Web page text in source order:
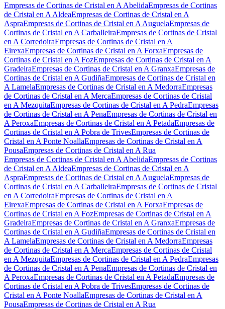
Empresas de Cortinas de Cristal en A AbelidaEmpresas de Cortinas
de Cristal en A AldeaEmpresas de Cortinas de Cristal en A
AspraEmpresas de Cortinas de Cristal en A AuguelaEmpresas de
Cortinas de Cristal en A CarballeiraEmpresas de Cortinas de Cristal
en A CorredoiraEmpresas de Cortinas de Cristal en A
EirexaEmpresas de Cortinas de Cristal en A ForxaEmpresas de
Cortinas de Cristal en A FozEmpresas de Cortinas de Cristal en A
GradeiraEmpresas de Cortinas de Cristal en A GranxaEmpresas de
Cortinas de Cristal en A GudiñaEmpresas de Cortinas de Cristal en
A LamelaEmpresas de Cortinas de Cristal en A MedorraEmpresas
de Cortinas de Cristal en A MercaEmpresas de Cortinas de Cristal
en A MezquitaEmpresas de Cortinas de Cristal en A PedraEmpresas
de Cortinas de Cristal en A PenaEmpresas de Cortinas de Cristal en
A PeroxaEmpresas de Cortinas de Cristal en A PetadaEmpresas de
Cortinas de Cristal en A Pobra de TrivesEmpresas de Cortinas de
Cristal en A Ponte NoallaEmpresas de Cortinas de Cristal en A
PousaEmpresas de Cortinas de Cristal en A Rua
Empresas de Cortinas de Cristal en A AbelidaEmpresas de Cortinas
de Cristal en A AldeaEmpresas de Cortinas de Cristal en A
AspraEmpresas de Cortinas de Cristal en A AuguelaEmpresas de
Cortinas de Cristal en A CarballeiraEmpresas de Cortinas de Cristal
en A CorredoiraEmpresas de Cortinas de Cristal en A
EirexaEmpresas de Cortinas de Cristal en A ForxaEmpresas de
Cortinas de Cristal en A FozEmpresas de Cortinas de Cristal en A
GradeiraEmpresas de Cortinas de Cristal en A GranxaEmpresas de
Cortinas de Cristal en A GudiñaEmpresas de Cortinas de Cristal en
A LamelaEmpresas de Cortinas de Cristal en A MedorraEmpresas
de Cortinas de Cristal en A MercaEmpresas de Cortinas de Cristal
en A MezquitaEmpresas de Cortinas de Cristal en A PedraEmpresas
de Cortinas de Cristal en A PenaEmpresas de Cortinas de Cristal en
A PeroxaEmpresas de Cortinas de Cristal en A PetadaEmpresas de
Cortinas de Cristal en A Pobra de TrivesEmpresas de Cortinas de
Cristal en A Ponte NoallaEmpresas de Cortinas de Cristal en A
PousaEmpresas de Cortinas de Cristal en A Rua